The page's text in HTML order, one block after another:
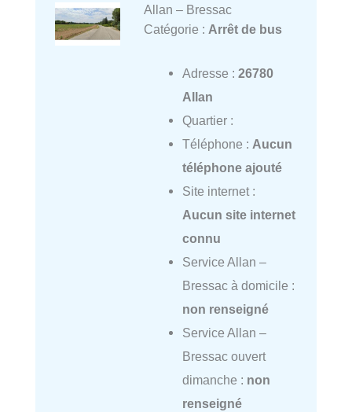
Allan – Bressac
Catégorie : Arrêt de bus
Adresse : 26780
Allan
Quartier :
Téléphone : Aucun
téléphone ajouté
Site internet :
Aucun site internet
connu
Service Allan –
Bressac à domicile :
non renseigné
Service Allan –
Bressac ouvert
dimanche : non
renseigné